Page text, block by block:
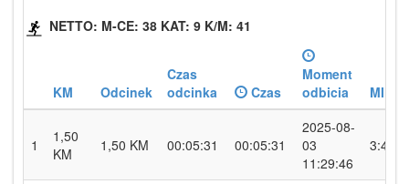
NETTO: M-CE: 38 KAT: 9 K/M: 41
KM Odcinek
Czas
odcinka
Czas
Moment
odbicia
MIN/
1
1,50
KM
1,50 KM 00:05:31 00:05:31
2025-08-
03
11:29:46
3:40